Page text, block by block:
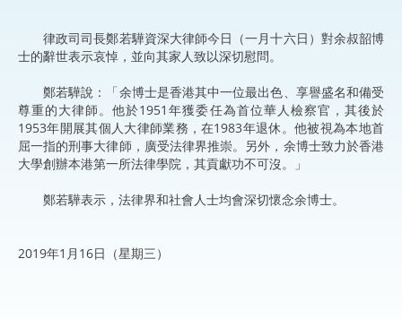
律政司司長鄭若驊資深大律師今日（一月十六日）對余叔韶博
士的辭世表示哀悼，並向其家人致以深切慰問。
鄭若驊說：「余博士是香港其中一位最出色、享譽盛名和備受
尊重的大律師。他於1951年獲委任為首位華人檢察官，其後於
1953年開展其個人大律師業務，在1983年退休。他被視為本地首
屈一指的刑事大律師，廣受法律界推崇。另外，余博士致力於香港
大學創辦本港第一所法律學院，其貢獻功不可沒。」
鄭若驊表示，法律界和社會人士均會深切懷念余博士。
2019年1月16日（星期三）